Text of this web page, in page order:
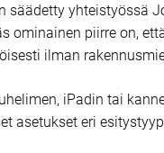
säädetty yhteistyössä
ominainen piirre on,
ilman
iPadin tai
asetukset eri